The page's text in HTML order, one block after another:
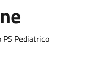
PS Pediatrico